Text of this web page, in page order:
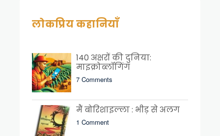
लोकप्रिय कहानियाँ
140 अक्षरों की दुनिया:
माइक्रोब्लॉगिंग
7 Comments
मैं बोरिशाइल्ला : भीड़ से अलग
1 Comment